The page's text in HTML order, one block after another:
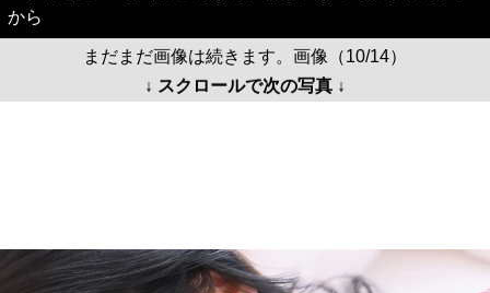
から
まだまだ画像は続きます。画像（10/14）
↓ スクロールで次の写真 ↓